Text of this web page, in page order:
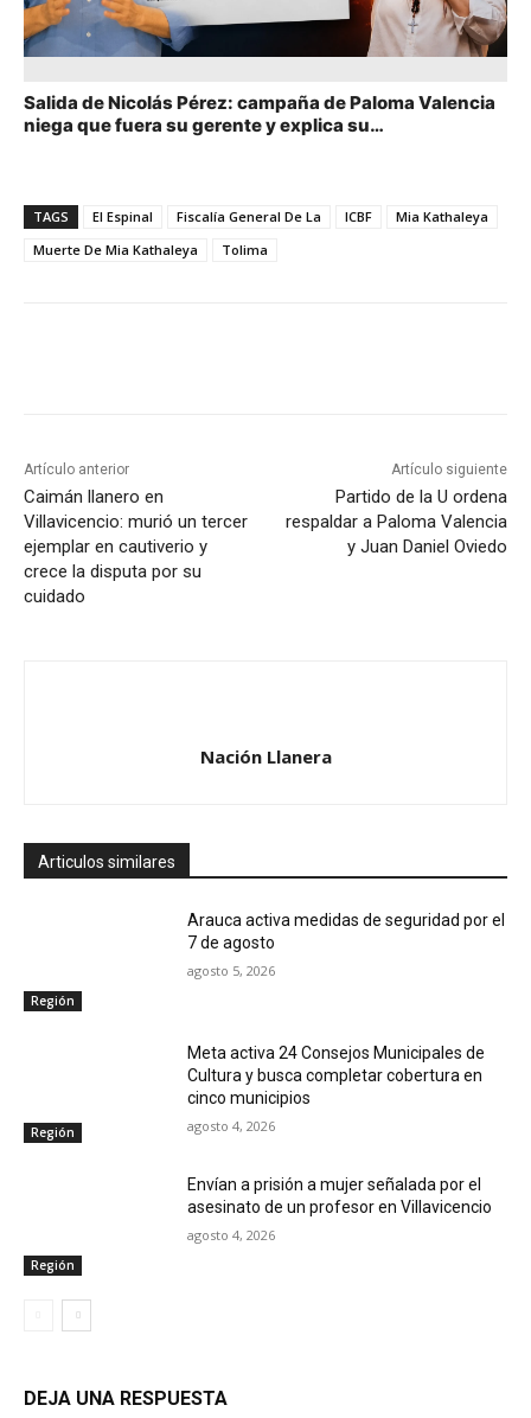
Salida de Nicolás Pérez: campaña de Paloma Valencia
niega que fuera su gerente y explica su
TAGS El Espinal Fiscalía General De La ICBF
Mia Kathaleya
Muerte De Mia Kathaleya
Tolima
Artículo anterior
Caimán llanero en
Villavicencio: murió un tercer
ejemplar en cautiverio y
crece la disputa por su
cuidado
Artículo siguiente
Partido de la U ordena
respaldar a Paloma Valencia
y Juan Daniel Oviedo
Nación Llanera
Articulos similares
Región
Arauca activa medidas de seguridad por el
7 de agosto
agosto 5, 2026
Región
Meta activa 24 Consejos Municipales de
Cultura y busca completar cobertura en
cinco municipios
agosto 4, 2026
Región
Envían a prisión a mujer señalada por el
asesinato de un profesor en Villavicencio
agosto 4, 2026
DEJA UNA RESPUESTA